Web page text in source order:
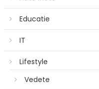
Educatie
IT
Lifestyle
Vedete